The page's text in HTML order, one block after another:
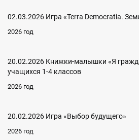
02.03.2026 Игра «Terra Democratia.
2026 год
20.02.2026 Книжки-малышки «Я
учащихся 1-4 классов
2026 год
20.02.2026 Игра «Выбор будущего»
2026 год